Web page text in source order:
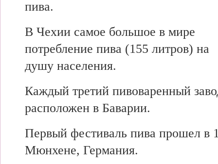
пива.
В Чехии самое большое в мире
потребление пива (155 литров) на
душу населения.
Каждый третий пивоваренный
расположен в Баварии.
Первый фестиваль пива прошел в
Мюнхене, Германия.